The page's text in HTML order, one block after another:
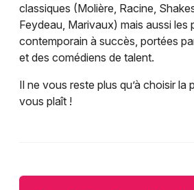
classiques (Molière, Racine,
Feydeau, Marivaux) mais aussi les
contemporain à succès, portées
et des comédiens de talent.
Il ne vous reste plus qu’à choisir la
vous plaît !